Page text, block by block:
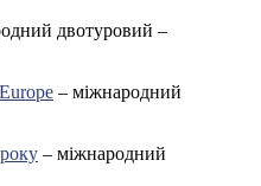
двотуровий –
– міжнародний
– міжнародний